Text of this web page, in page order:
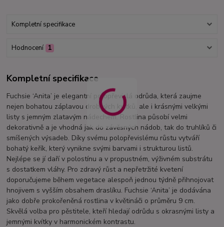
Kompletní specifikace
Hodnocení 1
Kompletní specifikace
Fuchsie ‘Anita’ je elegantní polopřevislá odrůda, která zaujme
nejen bohatou záplavou drobných kvítků, ale i krásnými velkými
listy s jemným zlatavým nádechem. Rostlina působí velmi
dekorativně a je vhodná jak do závěsných nádob, tak do truhlíků či
smíšených výsadeb. Díky svému polopřevislému růstu vytváří
bohatý keřík, který vynikne svými barvami i strukturou listů.
Nejlépe se jí daří v polostínu a v propustném, výživném substrátu
s dostatkem vláhy. Pro zdravý růst a nepřetržité kvetení
doporučujeme během vegetace alespoň jednou týdně přihnojovat
hnojivem s vyšším obsahem draslíku. Fuchsie ‘Anita’ je dodávána
jako dobře prokořeněná rostlina v květináči o průměru 9 cm.
Skvělá volba pro pěstitele, kteří hledají odrůdu s okrasnými listy a
jemnými kvítky v harmonickém kontrastu.